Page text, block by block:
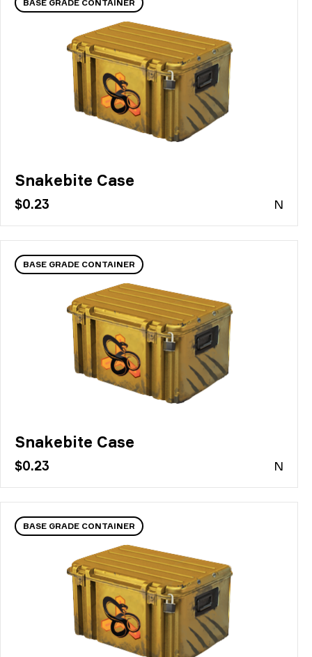
BASE GRADE CONTAINER
Snakebite Case
$0.23 N
BASE GRADE CONTAINER
Snakebite Case
$0.23 N
BASE GRADE CONTAINER